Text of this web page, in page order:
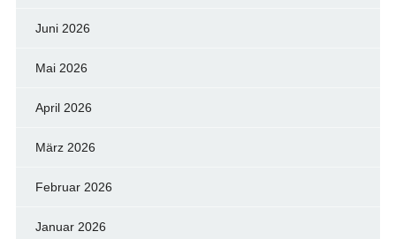
Juni 2026
Mai 2026
April 2026
März 2026
Februar 2026
Januar 2026